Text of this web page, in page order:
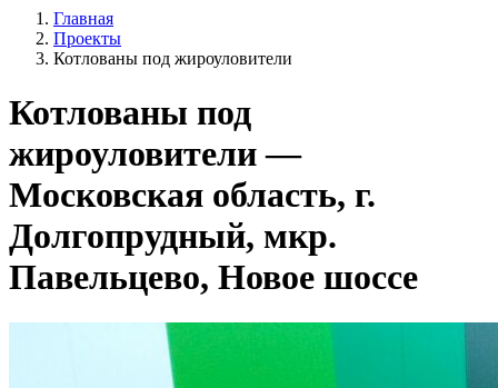
Главная
Проекты
Котлованы под жироуловители
Котлованы под
жироуловители —
Московская область, г.
Долгопрудный, мкр.
Павельцево, Новое шоссе